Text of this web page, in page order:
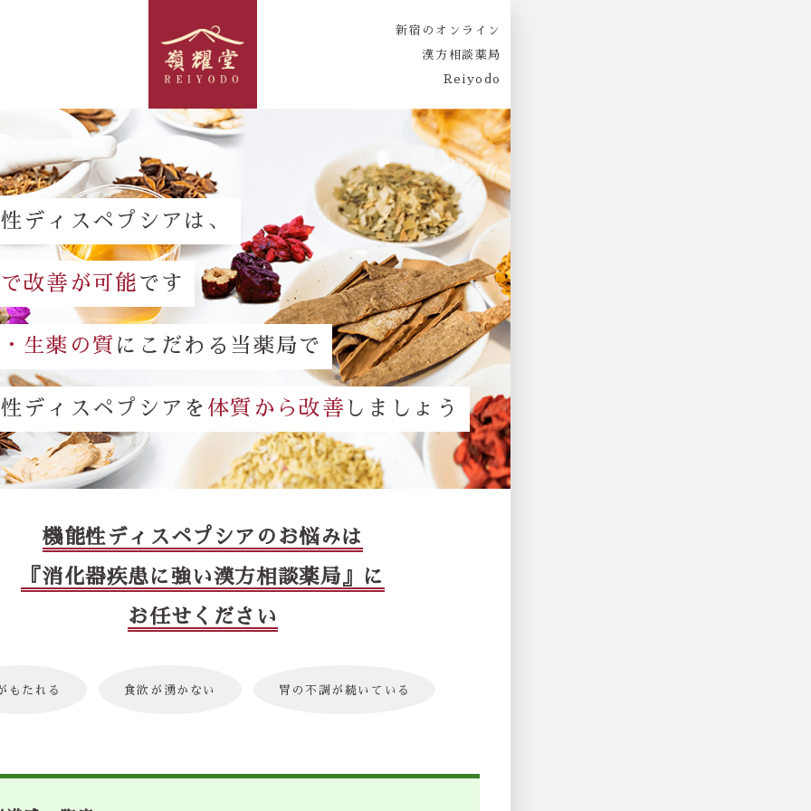
新宿のオンライン
漢方相談薬局
Reiyodo
ディスペプシアは、
改善が可能 です
生薬の質 にこだわる当薬局で
ディスペプシアを 体質から改善 しましょう
機能性ディスペプシアのお悩みは
『消化器疾患に強い漢方相談薬局』に
お任せください
もたれる 食欲が湧かない 胃の不調が続いている